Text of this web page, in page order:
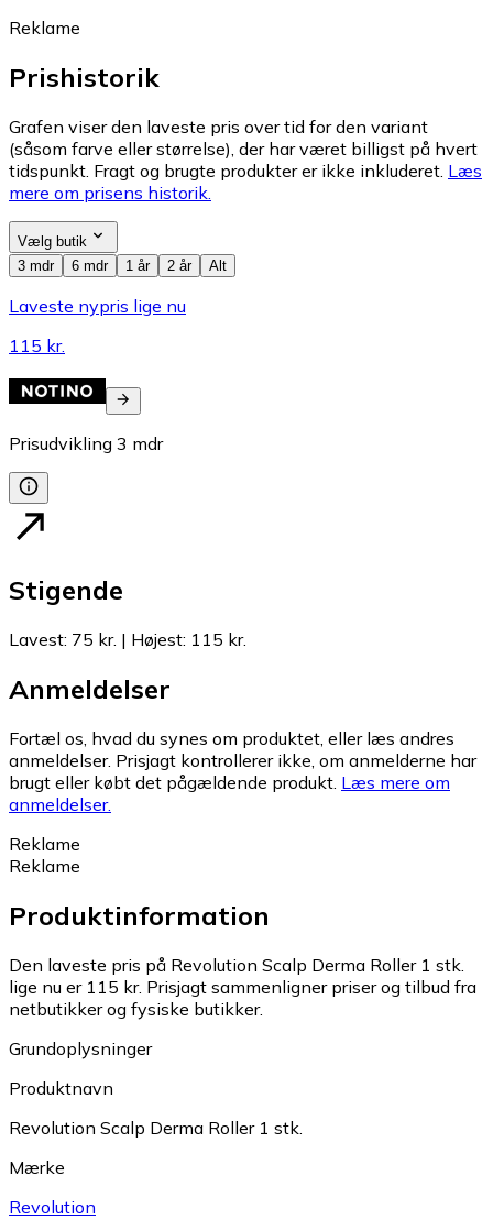
Reklame
Prishistorik
Grafen viser den laveste pris over tid for den variant
(såsom farve eller størrelse), der har været billigst på hvert
tidspunkt. Fragt og brugte produkter er ikke inkluderet. Læs
mere om prisens historik.
Vælg butik
3 mdr
6 mdr 1 år 2 år Alt
Laveste nypris lige nu
115 kr.
Prisudvikling 3 mdr
Stigende
Lavest: 75 kr. | Højest: 115 kr.
Anmeldelser
Fortæl os, hvad du synes om produktet, eller læs andres
anmeldelser. Prisjagt kontrollerer ikke, om anmelderne har
brugt eller købt det pågældende produkt. Læs mere om
anmeldelser.
Reklame
Reklame
Produktinformation
Den laveste pris på Revolution Scalp Derma Roller 1 stk.
lige nu er 115 kr. Prisjagt sammenligner priser og tilbud fra
netbutikker og fysiske butikker.
Grundoplysninger
Produktnavn
Revolution Scalp Derma Roller 1 stk.
Mærke
Revolution